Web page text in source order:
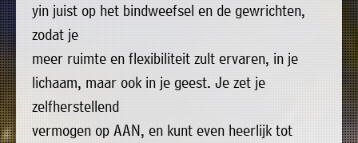
yin juist op het bindweefsel en de gewrichten,
zodat je
meer ruimte en flexibiliteit zult ervaren, in je
lichaam, maar ook in je geest. Je zet je
zelfherstellend
vermogen op AAN, en kunt even heerlijk tot
Historische
verhalen
Dossiers